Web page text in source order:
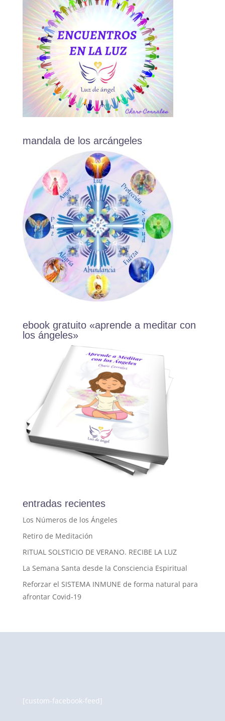
mandala de los arcángeles
ebook gratuito «aprende a meditar con
los ángeles»
entradas recientes
Los Números de los Ángeles
Retiro de Meditación
RITUAL SOLSTICIO DE VERANO. RECIBE LA LUZ
La Semana Santa desde la Consciencia Espiritual
Reforzar el SISTEMA INMUNE de forma natural para
afrontar Covid-19
[custom-facebook-feed]